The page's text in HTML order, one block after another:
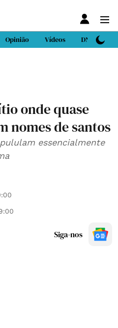
Opinião Vídeos DN Sport
onde quase
nomes de santos
essencialmente
Siga-nos